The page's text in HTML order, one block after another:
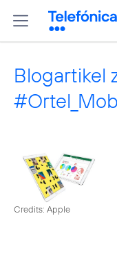
Blogartikel
Credits: Apple